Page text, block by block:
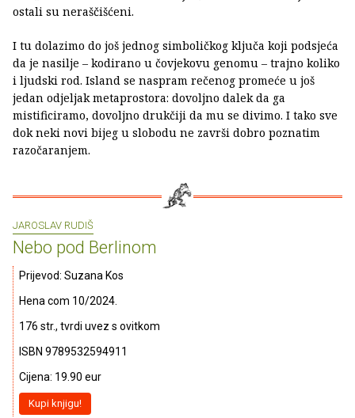
ostali su neraščišćeni.
I tu dolazimo do još jednog simboličkog ključa koji podsjeća
da je nasilje – kodirano u čovjekovu genomu – trajno koliko
i ljudski rod. Island se naspram rečenog promeće u još
jedan odjeljak metaprostora: dovoljno dalek da ga
mistificiramo, dovoljno drukčiji da mu se divimo. I tako sve
dok neki novi bijeg u slobodu ne završi dobro poznatim
razočaranjem.
JAROSLAV RUDIŠ
Nebo pod Berlinom
Prijevod: Suzana Kos
Hena com 10/2024.
176 str., tvrdi uvez s ovitkom
ISBN 9789532594911
Cijena: 19.90 eur
Kupi knjigu!